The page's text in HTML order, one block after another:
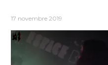
17 novembre 2019